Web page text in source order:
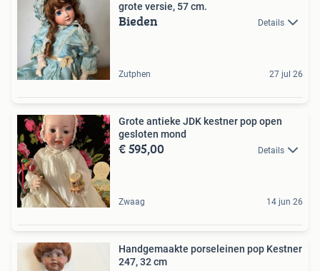
grote versie, 57 cm.
Bieden Details
Zutphen 27 jul 26
Grote antieke JDK kestner pop open
gesloten mond
€ 595,00 Details
Zwaag 14 jun 26
Handgemaakte porseleinen pop Kestner
247, 32 cm